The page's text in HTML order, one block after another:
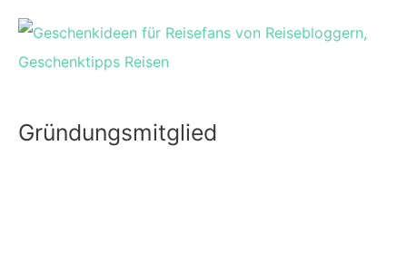
Gründungsmitglied